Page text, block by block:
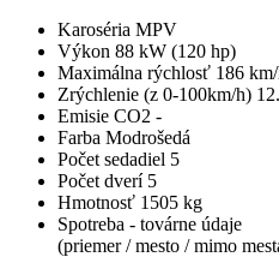
Karoséria MPV
Výkon 88 kW (120 hp)
Maximálna rýchlosť 186
Zrýchlenie (z 0-100km/h)
Emisie CO2 -
Farba Modrošedá
Počet sedadiel 5
Počet dverí 5
Hmotnosť 1505 kg
Spotreba - továrne údaje
(priemer / mesto / mimo